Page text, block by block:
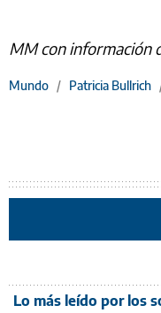
MM con información
Mundo / Patricia Bullrich
Lo más leído por los